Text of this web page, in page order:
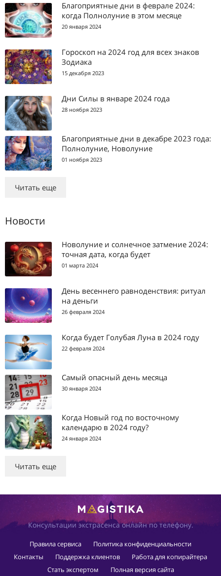
Благоприятные дни в феврале 2024:
когда Полнолуние в этом месяце
20 января 2024
Гороскоп на 2024 год для всех знаков
Зодиака
15 декабря 2023
Дни Силы в январе 2024 года
28 ноября 2023
Благоприятные дни в декабре 2023 года:
Полнолуние, Новолуние
01 ноября 2023
Читать еще
Новости
Новолуние и солнечное затмение 2024:
точная дата, когда будет
01 марта 2024
День весеннего равноденствия: ритуал
на деньги
26 февраля 2024
Когда будет Голубая Луна в 2024 году
22 февраля 2024
Самый опасный день месяца
30 января 2024
Когда Новый год по восточному
календарю в 2024 году?
24 января 2024
Читать еще
Консультации экстрасенса онлайн по телефону.
Правила сервиса
Политика конфиденциальности
Контакты
Поддержка клиентов
Работа для копирайтера
Стать экспертом
Полная версия сайта